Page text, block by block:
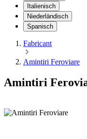
Italienisch
Niederländisch
Spanisch
Fabricant
Amintiri Feroviare
Amintiri